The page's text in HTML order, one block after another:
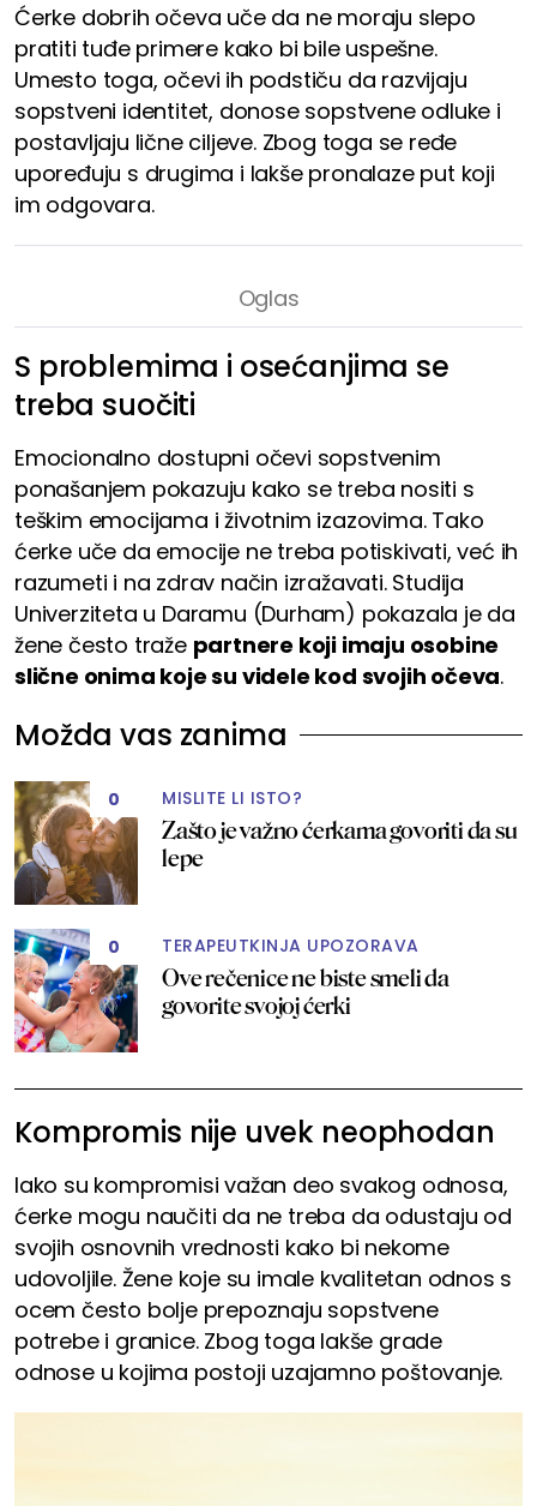
Ćerke dobrih očeva uče da ne moraju slepo
pratiti tuđe primere kako bi bile uspešne.
Umesto toga, očevi ih podstiču da razvijaju
sopstveni identitet, donose sopstvene odluke i
postavljaju lične ciljeve. Zbog toga se ređe
upoređuju s drugima i lakše pronalaze put koji
im odgovara.
S problemima i osećanjima se
treba suočiti
Emocionalno dostupni očevi sopstvenim
ponašanjem pokazuju kako se treba nositi s
teškim emocijama i životnim izazovima. Tako
ćerke uče da emocije ne treba potiskivati, već ih
razumeti i na zdrav način izražavati. Studija
Univerziteta u Daramu (Durham) pokazala je da
žene često traže partnere koji imaju osobine
slične onima koje su videle kod svojih očeva.
Možda vas zanima
0 MISLITE LI ISTO?
Zašto je važno ćerkama govoriti da su
lepe
0 TERAPEUTKINJA UPOZORAVA
Ove rečenice ne biste smeli da
govorite svojoj ćerki
Kompromis nije uvek neophodan
Iako su kompromisi važan deo svakog odnosa,
ćerke mogu naučiti da ne treba da odustaju od
svojih osnovnih vrednosti kako bi nekome
udovoljile. Žene koje su imale kvalitetan odnos s
ocem često bolje prepoznaju sopstvene
potrebe i granice. Zbog toga lakše grade
odnose u kojima postoji uzajamno poštovanje.